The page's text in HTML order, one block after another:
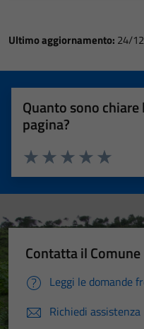
Ultimo aggiornamento: 24/
Quanto sono
pagina?
Valuta 5
Valuta 4
Valuta 3 stelle su
Valuta 2 stelle su 5
Valuta 1 stelle su 5
Contatta il Comune
Leggi le domande
Richiedi assistenza